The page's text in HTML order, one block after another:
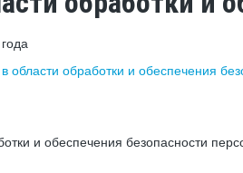
области обработки и обеспечения
и обеспечения безопасности